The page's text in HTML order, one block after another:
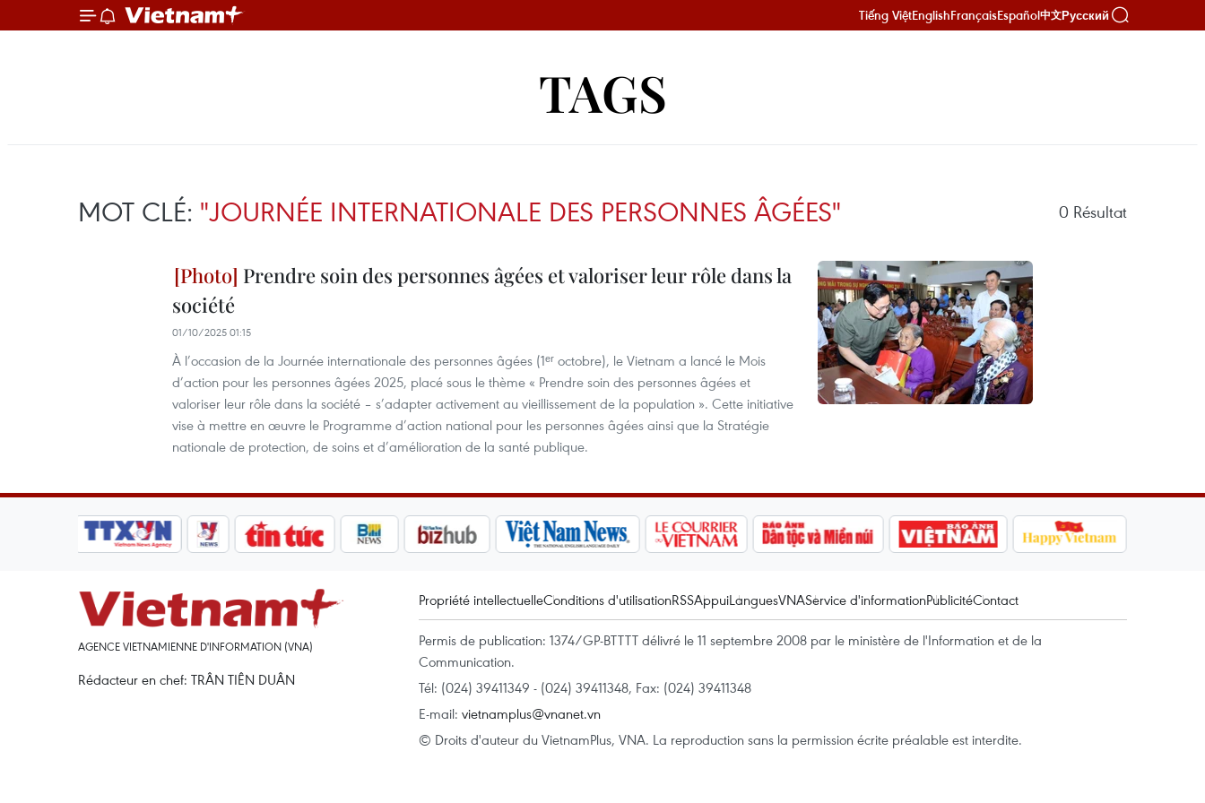
Tiếng ViệtEnglishFrançaisEspañol中文Русский
TAGS
MOT CLÉ: "JOURNÉE INTERNATIONALE DES PERSONNES ÂGÉES" 0 Résultat
Prendre soin des personnes âgées et valoriser leur rôle dans la
société
01/10/2025 01:15
À l’occasion de la Journée internationale des personnes âgées (1ᵉʳ octobre), le Vietnam a lancé le Mois
d’action pour les personnes âgées 2025, placé sous le thème « Prendre soin des personnes âgées et
valoriser leur rôle dans la société – s’adapter activement au vieillissement de la population ». Cette initiative
vise à mettre en œuvre le Programme d’action national pour les personnes âgées ainsi que la Stratégie
nationale de protection, de soins et d’amélioration de la santé publique.
AGENCE VIETNAMIENNE D'INFORMATION (VNA)
Rédacteur en chef: TRÂN TIÊN DUÂN
Propriété intellectuelleConditions d'utilisationRSSAppuiLanguesVNAService d'informationPublicitéContact
Permis de publication: 1374/GP-BTTTT délivré le 11 septembre 2008 par le ministère de l'Information et de la
Communication.
Tél: (024) 39411349 - (024) 39411348, Fax: (024) 39411348
E-mail: vietnamplus@vnanet.vn
© Droits d'auteur du VietnamPlus, VNA. La reproduction sans la permission écrite préalable est interdite.